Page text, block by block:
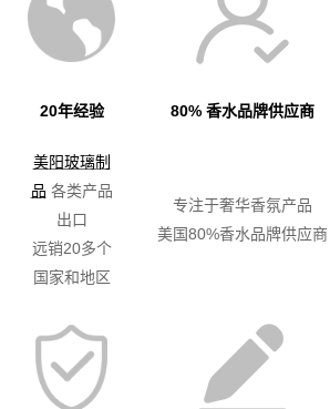
20年经验 80% 香水品牌供应商
美阳玻璃制
品 各类产品
出口
远销20多个
国家和地区
专注于奢华香氛产品
美国80%香水品牌供应商